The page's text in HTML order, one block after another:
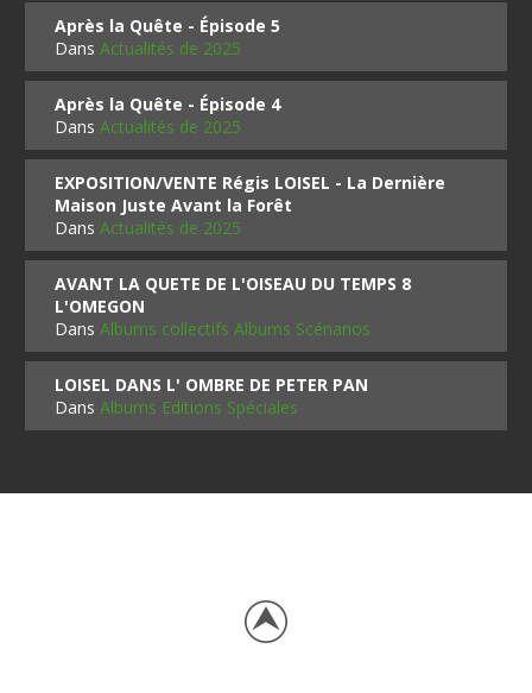
Après la Quête - Épisode 5
DansActualités de 2025
Après la Quête - Épisode 4
DansActualités de 2025
EXPOSITION/VENTE Régis LOISEL - La Dernière
Maison Juste Avant la Forêt
DansActualités de 2025
AVANT LA QUETE DE L'OISEAU DU TEMPS 8
L'OMEGON
DansAlbums collectifs Albums Scénarios
LOISEL DANS L' OMBRE DE PETER PAN
DansAlbums Editions Spéciales